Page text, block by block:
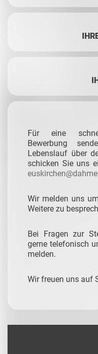
Für eine
Bewerbung
Lebenslauf über
schicken Sie uns
Wir melden uns
Weitere zu
Bei Fragen zur
gerne telefonisch
melden.
Wir freuen uns auf